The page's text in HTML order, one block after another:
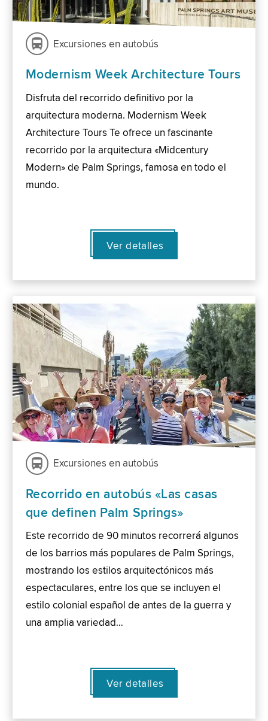
Excursiones en autobús
Modernism Week Architecture Tours
Disfruta del recorrido definitivo por la
arquitectura moderna. Modernism Week
Architecture Tours Te ofrece un fascinante
recorrido por la arquitectura «Midcentury
Modern» de Palm Springs, famosa en todo el
mundo.
Ver detalles
Excursiones en autobús
Recorrido en autobús «Las casas
que definen Palm Springs»
Este recorrido de 90 minutos recorrerá algunos
de los barrios más populares de Palm Springs,
mostrando los estilos arquitectónicos más
espectaculares, entre los que se incluyen el
estilo colonial español de antes de la guerra y
una amplia variedad…
Ver detalles